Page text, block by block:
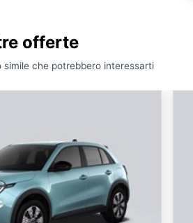
offerte
simile che potrebbero interessarti